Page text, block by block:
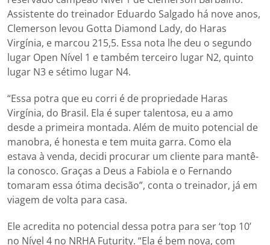
Assistente do treinador Eduardo Salgado há nove anos,
Clemerson levou Gotta Diamond Lady, do Haras
Virgínia, e marcou 215,5. Essa nota lhe deu o segundo
lugar Open Nível 1 e também terceiro lugar N2, quinto
lugar N3 e sétimo lugar N4.
“Essa potra que eu corri é de propriedade Haras
Virgínia, do Brasil. Ela é super talentosa, eu a amo
desde a primeira montada. Além de muito potencial de
manobra, é honesta e tem muita garra. Como ela
estava à venda, decidi procurar um cliente para mantê-
la conosco. Graças a Deus a Fabiola e o Fernando
tomaram essa ótima decisão”, conta o treinador, já em
viagem de volta para casa.
Ele acredita no potencial dessa potra para ser ‘top 10’
no Nível 4 no NRHA Futurity. “Ela é bem nova, com